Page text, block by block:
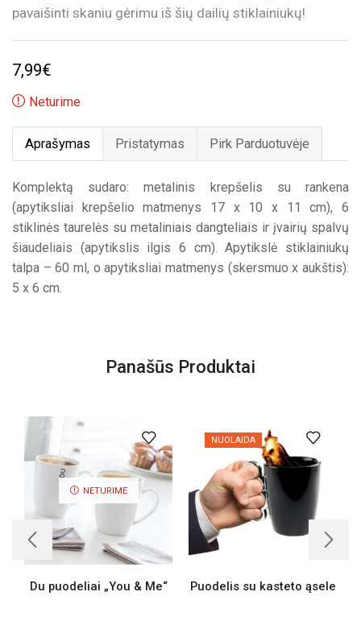
pavaišinti skaniu gėrimu iš šių dailių stiklainiukų!
7,99€
Neturime
Aprašymas Pristatymas Pirk Parduotuvėje
Komplektą sudaro: metalinis krepšelis su rankena
(apytiksliai krepšelio matmenys 17 x 10 x 11 cm), 6
stiklinės taurelės su metaliniais dangteliais ir įvairių spalvų
šiaudeliais (apytikslis ilgis 6 cm). Apytikslė stiklainiukų
talpa – 60 ml, o apytiksliai matmenys (skersmuo x aukštis):
5 x 6 cm.
Panašūs Produktai
NETURIME
Du puodeliai „You & Me“
NUOLAIDA
Puodelis su kasteto ąsele